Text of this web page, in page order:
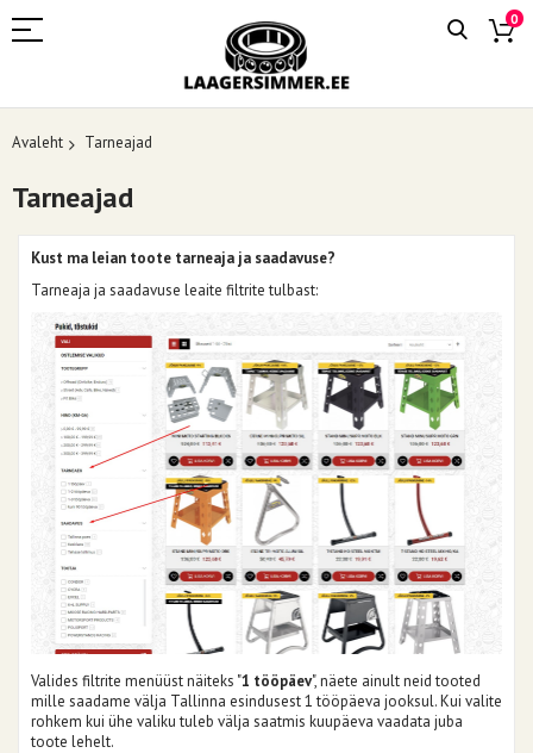
0
Avaleht Tarneajad
Tarneajad
Kust ma leian toote tarneaja ja saadavuse?
Tarneaja ja saadavuse leaite filtrite tulbast:
Valides filtrite menüüst näiteks "1 tööpäev", näete ainult neid tooted
mille saadame välja Tallinna esindusest 1 tööpäeva jooksul. Kui valite
rohkem kui ühe valiku tuleb välja saatmis kuupäeva vaadata juba
toote lehelt.